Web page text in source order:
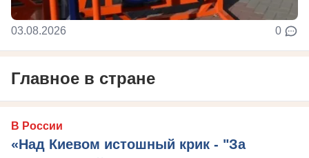
03.08.2026 0
Главное в стране
В России
«Над Киевом истошный крик - "За